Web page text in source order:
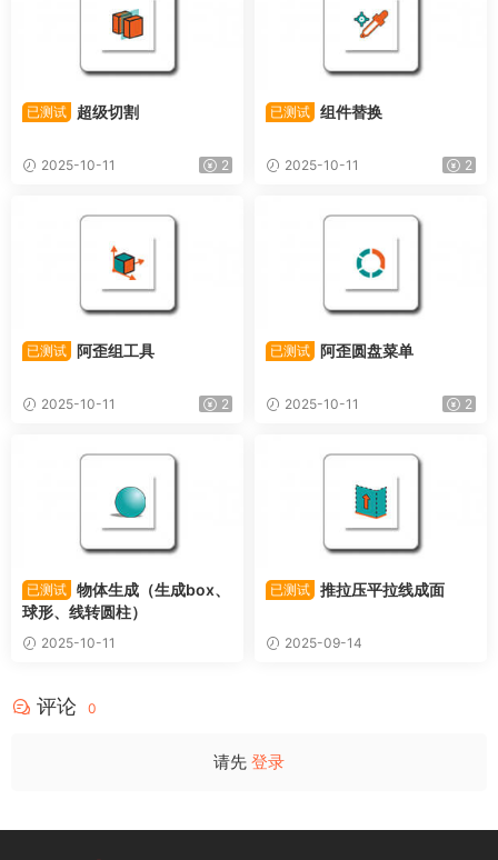
已测试 超级切割
2025-10-11 2
已测试 组件替换
2025-10-11 2
已测试 阿歪组工具
2025-10-11 2
已测试 阿歪圆盘菜单
2025-10-11 2
已测试 物体生成（生成box、
球形、线转圆柱）
2025-10-11
已测试 推拉压平拉线成面
2025-09-14
评论 0
请先 登录